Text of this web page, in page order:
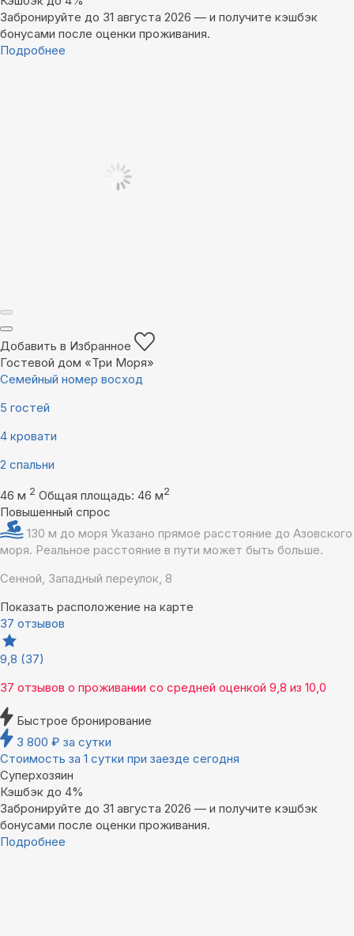
Забронируйте до 31 августа 2026 — и получите кэшбэк
бонусами после оценки проживания.
Подробнее
Добавить в Избранное
Гостевой дом «Три Моря»
Семейный номер восход
5 гостей
4 кровати
2 спальни
46 м 2 Общая площадь: 46 м2
Повышенный спрос
130 м до моря Указано прямое расстояние до Азовского
моря. Реальное расстояние в пути может быть больше.
Сенной, Западный переулок, 8
Показать расположение на карте
37 отзывов
9,8 (37)
37 отзывов о проживании со средней оценкой 9,8 из 10,0
Быстрое бронирование
3 800 ₽ за сутки
Стоимость за 1 сутки при заезде сегодня
Суперхозяин
Кэшбэк до 4%
Забронируйте до 31 августа 2026 — и получите кэшбэк
бонусами после оценки проживания.
Подробнее